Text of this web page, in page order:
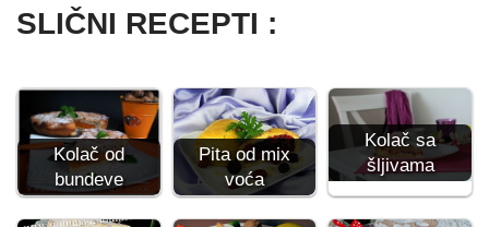
SLIČNI RECEPTI :
Kolač od
bundeve
Pita od mix
voća
Kolač sa
šljivama